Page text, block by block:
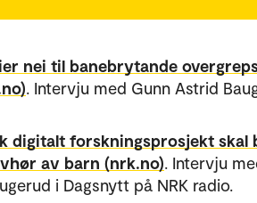
nei til banebrytande
. Intervju med Gunn Astrid
digitalt forskningsprosjekt skal
av barn (nrk.no) . Intervju
i Dagsnytt på NRK radio.